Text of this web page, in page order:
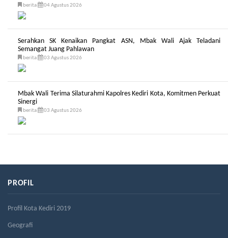
berita 04 Agustus 2026
Serahkan SK Kenaikan Pangkat ASN, Mbak Wali Ajak Teladani
Semangat Juang Pahlawan
berita 03 Agustus 2026
Mbak Wali Terima Silaturahmi Kapolres Kediri Kota, Komitmen Perkuat
Sinergi
berita 03 Agustus 2026
PROFIL
Profil Kota Kediri 2019
Geografi